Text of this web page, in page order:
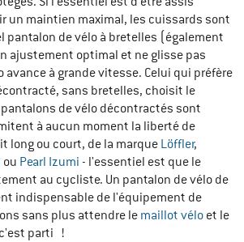
un maintien maximal, les cuissards sont
pantalon de vélo à bretelles (également
ajustement optimal et ne glisse pas
avance à grande vitesse. Celui qui préfère
sans bretelles, choisit le
de vélo décontractés sont
à aucun moment la liberté de
long ou court, de la marque Löffler,
ou Pearl Izumi - l'essentiel est que le
au cycliste. Un pantalon de vélo de
indispensable de l'équipement de
sans plus attendre le maillot vélo et le
parti !